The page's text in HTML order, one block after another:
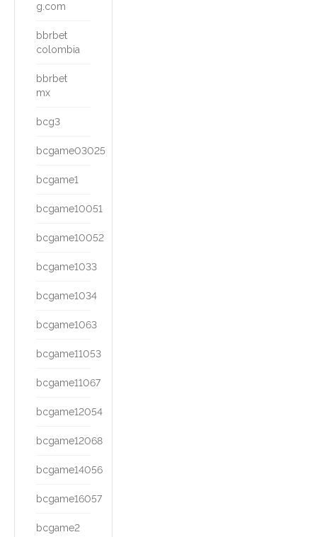
g.com
bbrbet
colombia
bbrbet
mx
bcg3
bcgame03025
bcgame1
bcgame10051
bcgame10052
bcgame1033
bcgame1034
bcgame1063
bcgame11053
bcgame11067
bcgame12054
bcgame12068
bcgame14056
bcgame16057
bcgame2